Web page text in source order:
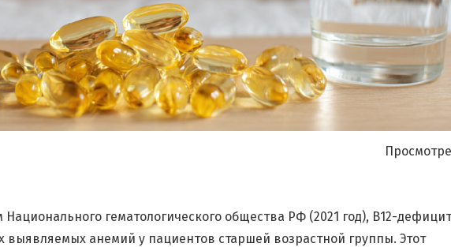
гематологического общества РФ (2021 год), В12-
выявляемых анемий у пациентов старшей возрастной группы. Этот